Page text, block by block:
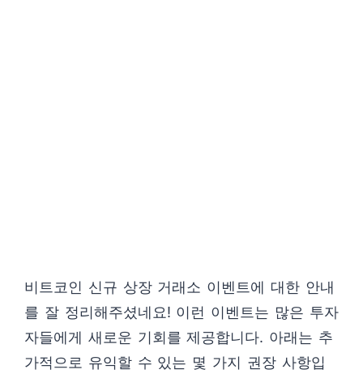
비트코인 신규 상장 거래소 이벤트에 대한 안내
를 잘 정리해주셨네요! 이런 이벤트는 많은 투자
자들에게 새로운 기회를 제공합니다. 아래는 추
가적으로 유익할 수 있는 몇 가지 권장 사항입